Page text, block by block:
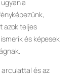
a
azok teljes
és képesek
arculattal és az